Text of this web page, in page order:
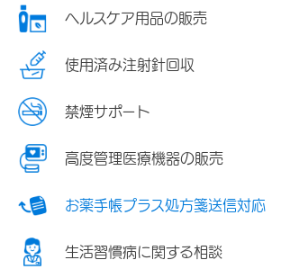
ヘルスケア用品の販売
使用済み注射針回収
禁煙サポート
高度管理医療機器の販売
お薬手帳プラス処方箋送信対応
生活習慣病に関する相談